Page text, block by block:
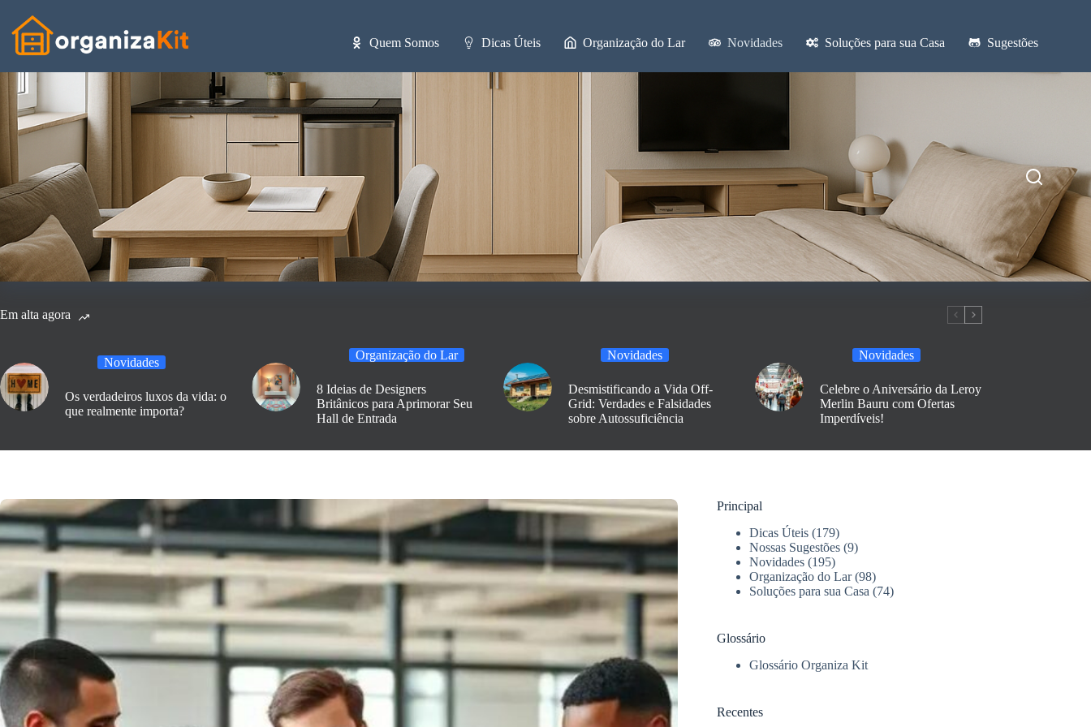
conteúdo
Quem Somos Dicas Úteis Organização do Lar Novidades Soluções para sua Casa Sugestões
Em alta agora
Novidades
Os verdadeiros luxos da vida: o
que realmente importa?
Organização do Lar
8 Ideias de Designers
Britânicos para Aprimorar Seu
Hall de Entrada
Novidades
Desmistificando a Vida Off-
Grid: Verdades e Falsidades
sobre Autossuficiência
Novidades
Celebre o Aniversário da Leroy
Merlin Bauru com Ofertas
Imperdíveis!
Principal
Dicas Úteis (179)
Nossas Sugestões (9)
Novidades (195)
Organização do Lar(98)
Soluções para sua Casa (74)
Glossário
Glossário Organiza Kit
Recentes